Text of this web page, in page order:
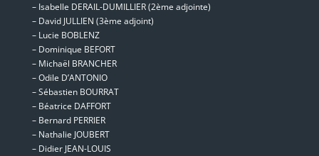
– Isabelle DERAIL-DUMILLIER (2ème adjointe)
– David JULLIEN (3ème adjoint)
– Lucie BOBLENZ
– Dominique BEFORT
– Michaël BRANCHER
– Odile D’ANTONIO
– Sébastien BOURRAT
– Béatrice DAFFORT
– Bernard PERRIER
– Nathalie JOUBERT
– Didier JEAN-LOUIS